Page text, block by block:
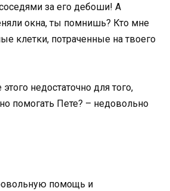
за его дебоши! А
окна, ты помнишь? Кто мне
клетки, потраченные на твоего
недостаточно для того,
помогать Пете? – недовольно
помощь и